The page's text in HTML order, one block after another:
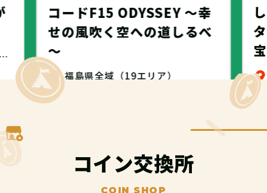
・NANICA -NAGOYA-
コードF15 ODYSSEY ～幸
せの風吹く空への道しるべ
～
福島県全域（19エリア）
宝
コイン交換所
COIN SHOP